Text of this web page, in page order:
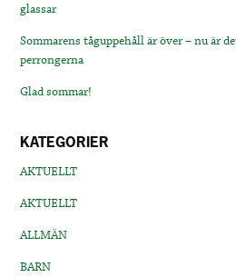
glassar
Sommarens tåguppehåll är över – nu är
perrongerna
Glad sommar!
KATEGORIER
AKTUELLT
AKTUELLT
ALLMÄN
BARN